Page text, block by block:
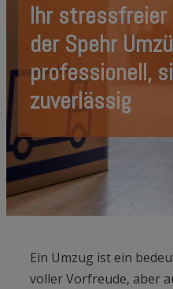
Ihr
der Spehr
professionell,
zuverlässig
Ein Umzug ist ein
voller Vorfreude, aber